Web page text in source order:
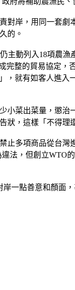
岸，用同一套
的。
主動列入18項農
整的貿易協定
就有如客人進入
菜出菜量，懲治
狀，這樣「不得理
多項商品從台
法，但創立WTO的
一點善意和顏面